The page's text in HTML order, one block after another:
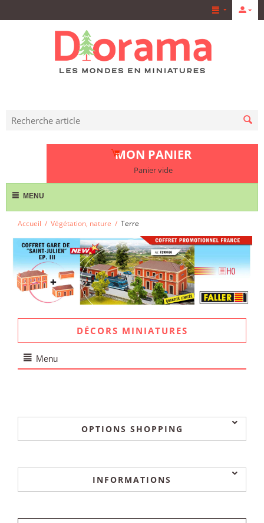
MON PANIER
Panier vide
MENU
Accueil / Végétation, nature / Terre
DÉCORS MINIATURES
Menu
OPTIONS SHOPPING
INFORMATIONS